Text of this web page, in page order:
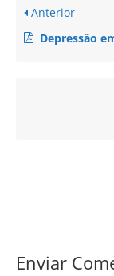
Anterior
Depressão
Enviar